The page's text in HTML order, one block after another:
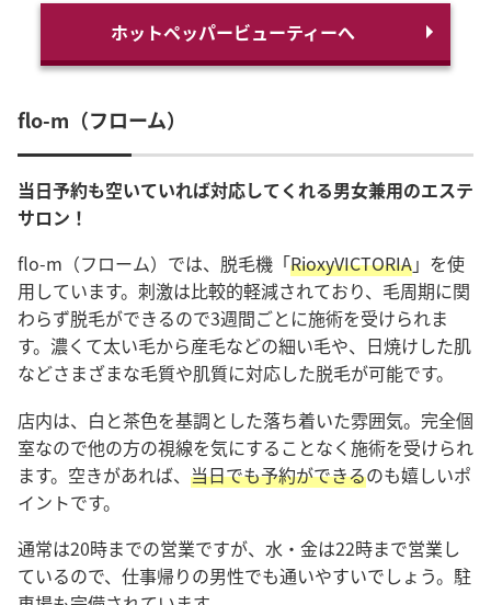
ホットペッパービューティーへ
flo-m（フローム）
当日予約も空いていれば対応してくれる男女兼用のエステ
サロン！
flo-m（フローム）では、脱毛機「RioxyVICTORIA」を使
用しています。刺激は比較的軽減されており、毛周期に関
わらず脱毛ができるので3週間ごとに施術を受けられま
す。濃くて太い毛から産毛などの細い毛や、日焼けした肌
などさまざまな毛質や肌質に対応した脱毛が可能です。
店内は、白と茶色を基調とした落ち着いた雰囲気。完全個
室なので他の方の視線を気にすることなく施術を受けられ
ます。空きがあれば、 当日でも予約ができるのも嬉しいポ
イントです。
通常は20時までの営業ですが、水・金は22時まで営業し
ているので、仕事帰りの男性でも通いやすいでしょう。駐